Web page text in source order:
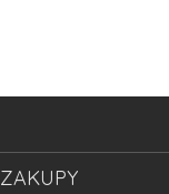
ZAKUPY